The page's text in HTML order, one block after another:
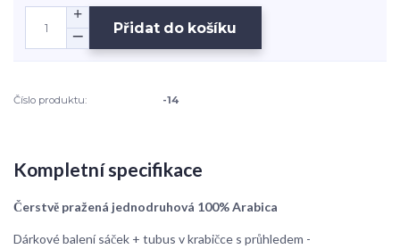
Přidat do košíku
Číslo produktu: -14
Kompletní specifikace
Čerstvě pražená jednodruhová 100% Arabica
Dárkové balení sáček + tubus v krabičce s průhledem -